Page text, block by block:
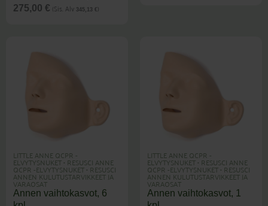
275,00 € (Sis. Alv 345,13 € )
LITTLE ANNE QCPR -
ELVYTYSNUKET•RESUSCI ANNE
QCPR -ELVYTYSNUKET•RESUSCI
ANNEN KULUTUSTARVIKKEET JA
VARAOSAT
Annen vaihtokasvot, 6
LITTLE ANNE QCPR -
ELVYTYSNUKET•RESUSCI ANNE
QCPR -ELVYTYSNUKET•RESUSCI
ANNEN KULUTUSTARVIKKEET JA
VARAOSAT
Annen vaihtokasvot, 1